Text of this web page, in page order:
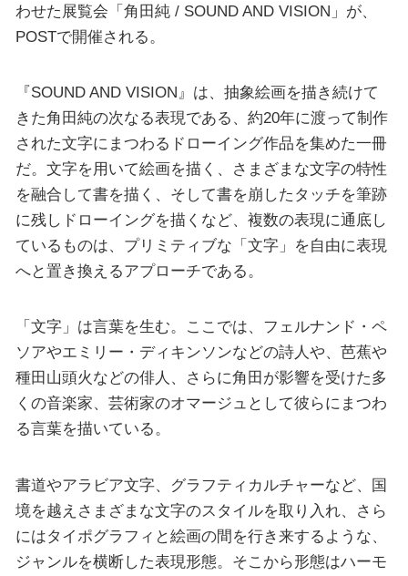
わせた展覧会「角田純 / SOUND AND VISION」が、
POSTで開催される。
『SOUND AND VISION』は、抽象絵画を描き続けて
きた角田純の次なる表現である、約20年に渡って制作
された文字にまつわるドローイング作品を集めた一冊
だ。文字を用いて絵画を描く、さまざまな文字の特性
を融合して書を描く、そして書を崩したタッチを筆跡
に残しドローイングを描くなど、複数の表現に通底し
ているものは、プリミティブな「文字」を自由に表現
へと置き換えるアプローチである。
「文字」は言葉を生む。ここでは、フェルナンド・ペ
ソアやエミリー・ディキンソンなどの詩人や、芭蕉や
種田山頭火などの俳人、さらに角田が影響を受けた多
くの音楽家、芸術家のオマージュとして彼らにまつわ
る言葉を描いている。
書道やアラビア文字、グラフティカルチャーなど、国
境を越えさまざまな文字のスタイルを取り入れ、さら
にはタイポグラフィと絵画の間を行き来するような、
ジャンルを横断した表現形態。そこから形態はハーモ